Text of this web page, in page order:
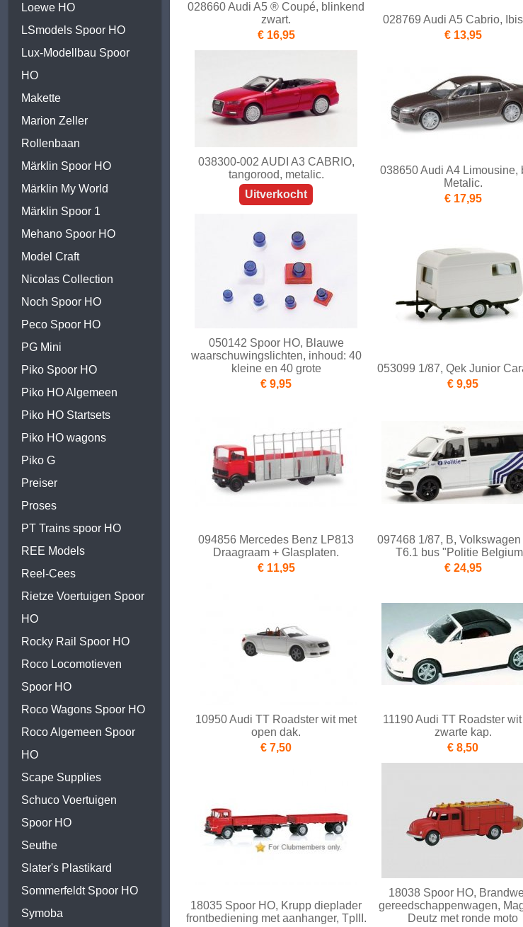
Loewe HO
LSmodels Spoor HO
Lux-Modellbau Spoor
HO
Makette
Marion Zeller
Rollenbaan
Märklin Spoor HO
Märklin My World
Märklin Spoor 1
Mehano Spoor HO
Model Craft
Nicolas Collection
Noch Spoor HO
Peco Spoor HO
PG Mini
Piko Spoor HO
Piko HO Algemeen
Piko HO Startsets
Piko HO wagons
Piko G
Preiser
Proses
PT Trains spoor HO
REE Models
Reel-Cees
Rietze Voertuigen Spoor
HO
Rocky Rail Spoor HO
Roco Locomotieven
Spoor HO
Roco Wagons Spoor HO
Roco Algemeen Spoor
HO
Scape Supplies
Schuco Voertuigen
Spoor HO
Seuthe
Slater's Plastikard
Sommerfeldt Spoor HO
Symoba
028660 Audi A5 ® Coupé, blinkend
zwart.
€ 16,95
028769 Audi A5 Cabrio,
€ 13,95
038300-002 AUDI A3 CABRIO,
tangorood, metalic.
Uitverkocht
038650 Audi A4 Limousine,
Metalic.
€ 17,95
050142 Spoor HO, Blauwe
waarschuwingslichten, inhoud: 40
kleine en 40 grote
€ 9,95
053099 1/87, Qek Junior
€ 9,95
094856 Mercedes Benz LP813
Draagraam + Glasplaten.
€ 11,95
097468 1/87, B, Volkswagen
T6.1 bus "Politie
€ 24,95
10950 Audi TT Roadster wit met
open dak.
€ 7,50
11190 Audi TT Roadster
zwarte kap.
€ 8,50
18035 Spoor HO, Krupp dieplader
frontbediening met aanhanger, TpIII.
18038 Spoor HO,
gereedschappenwagen,
Deutz met ronde moto